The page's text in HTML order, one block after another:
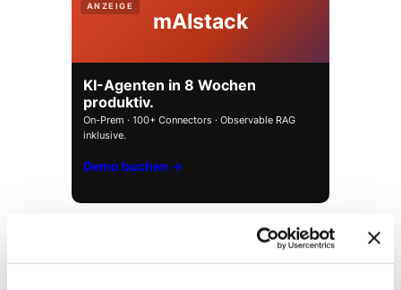
ANZEIGE
mAIstack
KI-Agenten in 8 Wochen
produktiv.
On-Prem · 100+ Connectors · Observable RAG
inklusive.
Demo buchen →